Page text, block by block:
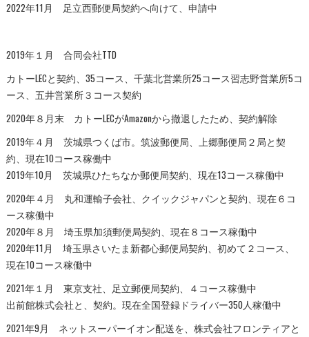
2022年11月 足立西郵便局契約へ向けて、申請中
2019年１月 合同会社TTD
カトーLECと契約、35コース、千葉北営業所25コース習志野営業所5コ
ース、五井営業所３コース契約
2020年８月末 カトーLECがAmazonから撤退したため、契約解除
2019年４月 茨城県つくば市。筑波郵便局、上郷郵便局２局と契
約、現在10コース稼働中
2019年10月 茨城県ひたちなか郵便局契約、現在13コース稼働中
2020年４月 丸和運輸子会社、クイックジャパンと契約、現在６コ
ース稼働中
2020年８月 埼玉県加須郵便局契約、現在８コース稼働中
2020年11月 埼玉県さいたま新都心郵便局契約、初めて２コース、
現在10コース稼働中
2021年１月 東京支社、足立郵便局契約、４コース稼働中
出前館株式会社と、契約。現在全国登録ドライバー350人稼働中
2021年9月 ネットスーパーイオン配送を、株式会社フロンティアと